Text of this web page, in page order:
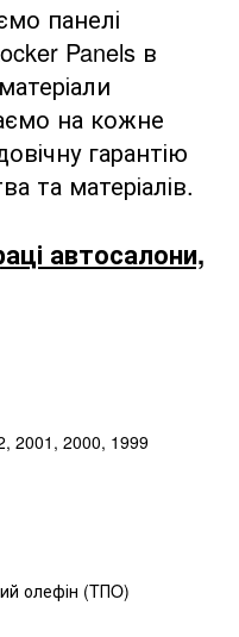
панелі
Panels в
на кожне
гарантію
та матеріалів.
автосалони,
2001, 2000, 1999
олефін (TПO)